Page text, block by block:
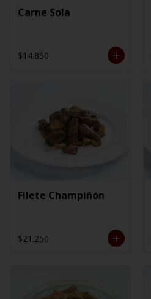
Carne Sola
$14.850
Filete Champiñón
$21.250